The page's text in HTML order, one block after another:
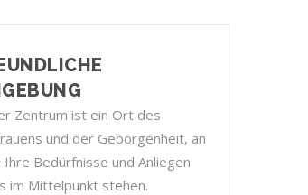
Zentrum ist ein Ort des
und der Geborgenheit, an
Ihre Bedürfnisse und Anliegen
im Mittelpunkt stehen.